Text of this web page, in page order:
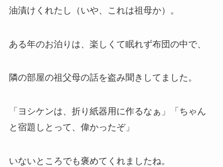
油漬けくれたし（いや、これは祖母か）。
ある年のお泊りは、楽しくて眠れず布団の中で、
隣の部屋の祖父母の話を盗み聞きしてました。
「ヨシケンは、折り紙器用に作るなぁ」「ちゃん
と宿題しとって、偉かったぞ」
いないところでも褒めてくれましたね。